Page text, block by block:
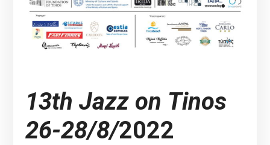
13thJazz on Tinos
26-28/8/2022